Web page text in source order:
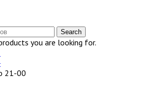
Search
you are looking for.
21-00